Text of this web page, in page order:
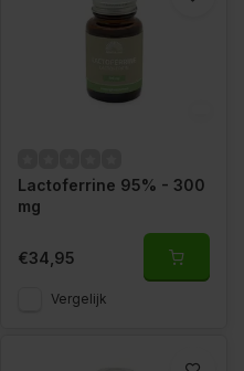
Lactoferrine 95% - 300
mg
€34,95
Vergelijk